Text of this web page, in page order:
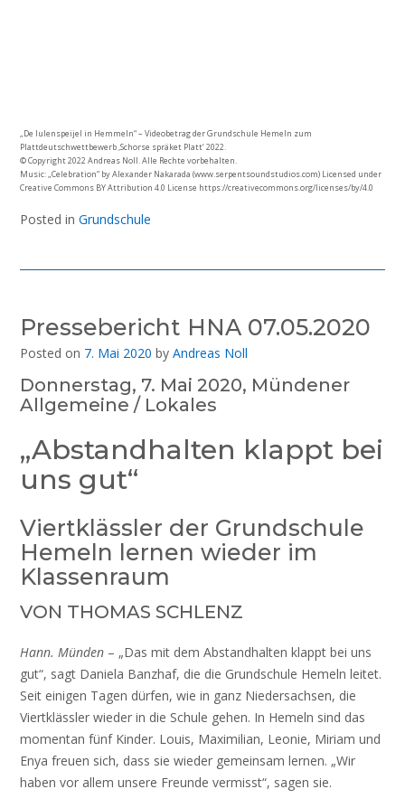
„De Iulenspeijel in Hemmeln“ – Videobetrag der Grundschule Hemeln zum
Plattdeutschwettbewerb ‚Schorse spräket Platt‘ 2022.
© Copyright 2022 Andreas Noll. Alle Rechte vorbehalten.
Music: „Celebration“ by Alexander Nakarada (www.serpentsoundstudios.com) Licensed under
Creative Commons BY Attribution 4.0 License https://creativecommons.org/licenses/by/4.0
Posted in Grundschule
Pressebericht HNA 07.05.2020
Posted on 7. Mai 2020 by Andreas Noll
Donnerstag, 7. Mai 2020, Mündener
Allgemeine / Lokales
„Abstandhalten klappt bei
uns gut“
Viertklässler der Grundschule
Hemeln lernen wieder im
Klassenraum
VON THOMAS SCHLENZ
Hann. Münden – „Das mit dem Abstandhalten klappt bei uns
gut“, sagt Daniela Banzhaf, die die Grundschule Hemeln leitet.
Seit einigen Tagen dürfen, wie in ganz Niedersachsen, die
Viertklässler wieder in die Schule gehen. In Hemeln sind das
momentan fünf Kinder. Louis, Maximilian, Leonie, Miriam und
Enya freuen sich, dass sie wieder gemeinsam lernen. „Wir
haben vor allem unsere Freunde vermisst“, sagen sie.